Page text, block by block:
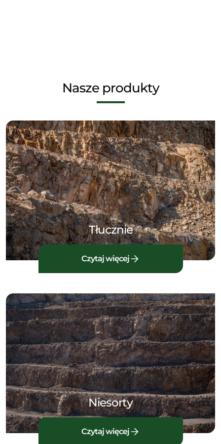
Nasze produkty
Tłucznie
Czytaj więcej
Niesorty
Czytaj więcej